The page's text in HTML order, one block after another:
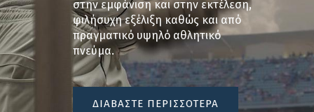
στην εμφάνιση και στην εκτέλεση,
φιλήσυχη εξέλιξη καθώς και από
πραγματικό υψηλό αθλητικό
πνεύμα.
ΔΙΑΒΑΣΤΕ ΠΕΡΙΣΣΟΤΕΡΑ